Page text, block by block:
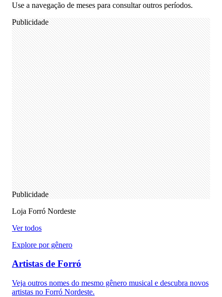
Use a navegação de meses para consultar outros períodos.
Publicidade
Publicidade
Loja Forró Nordeste
Ver todos
Explore por gênero
Artistas de Forró
Veja outros nomes do mesmo gênero musical e descubra novos
artistas no Forró Nordeste.